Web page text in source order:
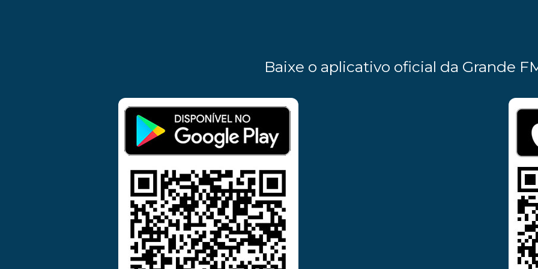
Baixe o aplicativo oficial da Grande